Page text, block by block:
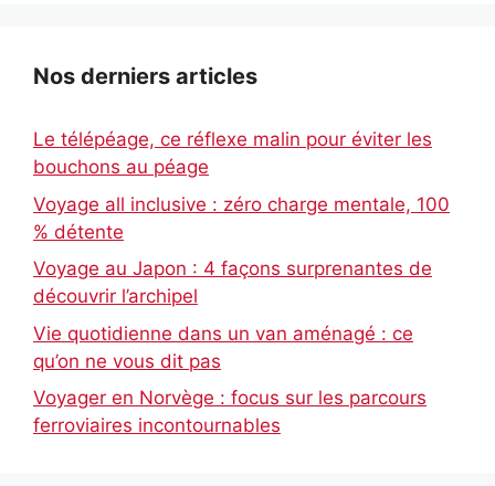
Nos derniers articles
Le télépéage, ce réflexe malin pour éviter les
bouchons au péage
Voyage all inclusive : zéro charge mentale, 100
% détente
Voyage au Japon : 4 façons surprenantes de
découvrir l’archipel
Vie quotidienne dans un van aménagé : ce
qu’on ne vous dit pas
Voyager en Norvège : focus sur les parcours
ferroviaires incontournables